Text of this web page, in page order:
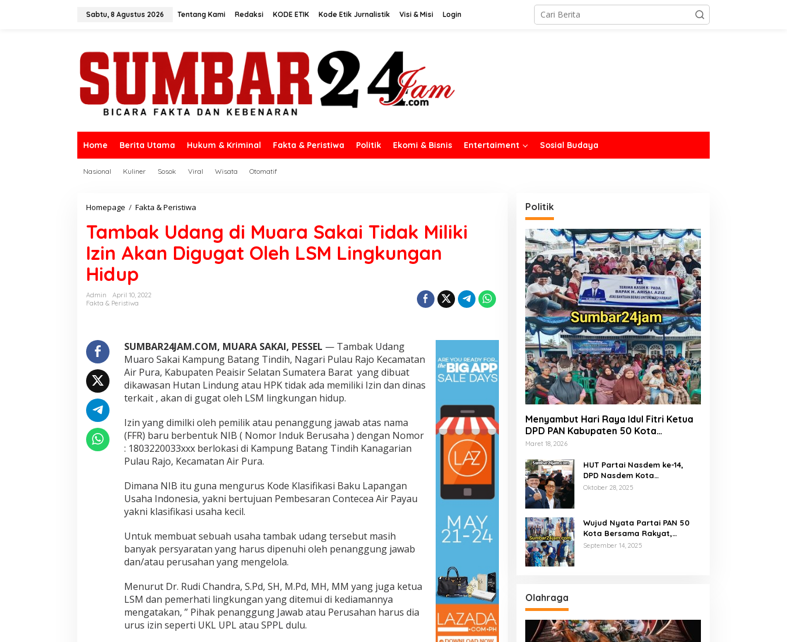
Sabtu, 8 Agustus 2026 Tentang Kami Redaksi KODE ETIK Kode Etik Jurnalistik Visi & Misi Login
Home Berita Utama Hukum & Kriminal Fakta & Peristiwa Politik Ekomi & Bisnis Entertaiment Sosial Budaya
Nasional Kuliner Sosok Viral Wisata Otomatif
Homepage / Fakta & Peristiwa
m
b
a
k
M
a
r
a
S
a
a
i
T
i
k
M
i
k
i
I
i
n
A
k
a
Tambak Udang di Muara Sakai Tidak Miliki
Izin Akan Digugat Oleh LSM Lingkungan
Hidup
Admin
April 10, 2022
Fakta & Peristiwa
SUMBAR24JAM.COM, MUARA SAKAI, PESSEL — Tambak Udang
Muaro Sakai Kampung Batang Tindih, Nagari Pulau Rajo Kecamatan
Air Pura, Kabupaten Peaisir Selatan Sumatera Barat yang dibuat
dikawasan Hutan Lindung atau HPK tidak ada memiliki Izin dan dinas
terkait , akan di gugat oleh LSM lingkungan hidup.
Izin yang dimilki oleh pemilik atau penanggung jawab atas nama
(FFR) baru berbentuk NIB ( Nomor Induk Berusaha ) dengan Nomor
: 1803220033xxx berlokasi di Kampung Batang Tindih Kanagarian
Pulau Rajo, Kecamatan Air Pura.
Dimana NIB itu guna mengurus Kode Klasifikasi Baku Lapangan
Usaha Indonesia, yakni bertujuan Pembesaran Contecea Air Payau
yakni klasifikasi usaha kecil.
Untuk membuat sebuah usaha tambak udang tersebut masih
banyak persyaratan yang harus dipenuhi oleh penanggung jawab
dan/atau perusahan yang mengelola.
Menurut Dr. Rudi Chandra, S.Pd, SH, M.Pd, MH, MM yang juga ketua
LSM dan pemerhati lingkungan yang ditemui di kediamannya
mengatakan, ” Pihak penanggung Jawab atau Perusahan harus dia
urus izin seperti UKL UPL atau SPPL dulu.
Politik
Menyambut Hari Raya Idul Fitri Ketua
DPD PAN Kabupaten 50 Kota
Marsanova Andesra, Salurkan Empat
Miskin
Maret 18, 2026
HUT Partai Nasdem ke-14,
DPD Nasdem Kota
Payakumbuh Gelar Donor
Oktober 28, 2025
Wujud Nyata Partai PAN 50
Kota Bersama Rakyat,
Marsanova Andesra SH,MH
September 14, 2025
Olahraga